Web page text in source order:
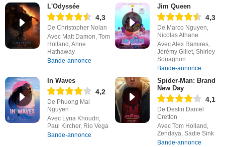
L'Odyssée
4,3
De Christopher Nolan
Avec Matt Damon, Tom
Holland, Anne
Hathaway
Bande-annonce
Jim Queen
4,3
De Marco Nguyen,
Nicolas Athane
Avec Alex Ramires,
Jérémy Gillet, Shirley
Souagnon
Bande-annonce
In Waves
4,2
De Phuong Mai
Nguyen
Avec Lyna Khoudri,
Paul Kircher, Rio Vega
Bande-annonce
Spider-Man: Brand
New Day
4,1
De Destin Daniel
Cretton
Avec Tom Holland,
Zendaya, Sadie Sink
Bande-annonce